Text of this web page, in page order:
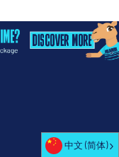
中文 (简体)